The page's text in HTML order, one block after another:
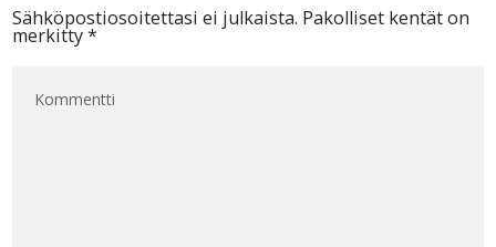
Sähköpostiosoitettasi ei julkaista. Pakolliset kentät on
merkitty*